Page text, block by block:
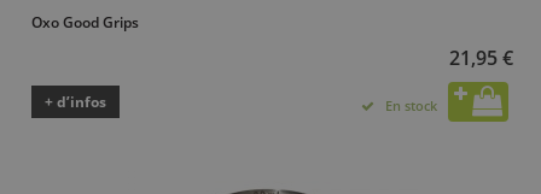
Oxo Good Grips
21,95 €
+ d’infos En stock